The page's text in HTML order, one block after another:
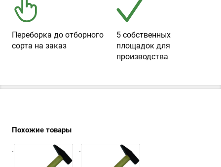
Переборка до отборного
сорта на заказ
5 собственных
площадок для
производства
Похожие товары
. .